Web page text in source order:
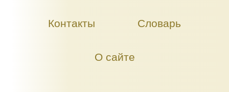
Контакты Словарь
О сайте